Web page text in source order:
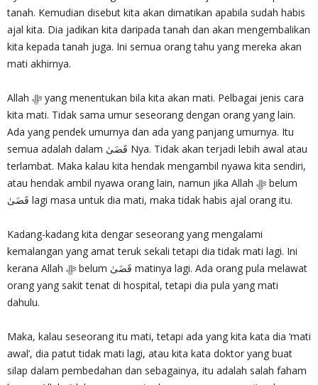
tanah. Kemudian disebut kita akan dimatikan apabila sudah habis
ajal kita. Dia jadikan kita daripada tanah dan akan mengembalikan
kita kepada tanah juga. Ini semua orang tahu yang mereka akan
mati akhirnya.
Allah ‎ﷻ yang menentukan bila kita akan mati. Pelbagai jenis cara
kita mati. Tidak sama umur seseorang dengan orang yang lain.
Ada yang pendek umurnya dan ada yang panjang umurnya. Itu
semua adalah dalam قَضَىٰ Nya. Tidak akan terjadi lebih awal atau
terlambat. Maka kalau kita hendak mengambil nyawa kita sendiri,
atau hendak ambil nyawa orang lain, namun jika Allah‎ ﷻ belum
قَضَىٰ lagi masa untuk dia mati, maka tidak habis ajal orang itu.
Kadang-kadang kita dengar seseorang yang mengalami
kemalangan yang amat teruk sekali tetapi dia tidak mati lagi. Ini
kerana Allah ‎ﷻ belum قَضَىٰ matinya lagi. Ada orang pula melawat
orang yang sakit tenat di hospital, tetapi dia pula yang mati
dahulu.
Maka, kalau seseorang itu mati, tetapi ada yang kita kata dia ‘mati
awal’, dia patut tidak mati lagi, atau kita kata doktor yang buat
silap dalam pembedahan dan sebagainya, itu adalah salah faham